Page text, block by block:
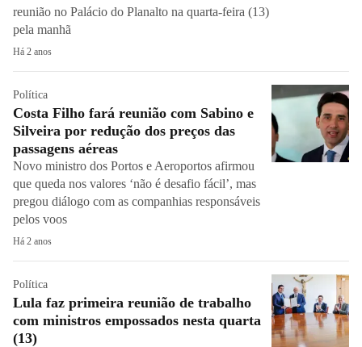
reunião no Palácio do Planalto na quarta-feira (13)
pela manhã
Há 2 anos
Política
Costa Filho fará reunião com Sabino e
Silveira por redução dos preços das
passagens aéreas
Novo ministro dos Portos e Aeroportos afirmou
que queda nos valores ‘não é desafio fácil’, mas
pregou diálogo com as companhias responsáveis
pelos voos
Há 2 anos
Política
Lula faz primeira reunião de trabalho
com ministros empossados nesta quarta
(13)